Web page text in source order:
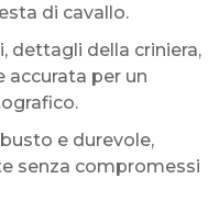
di cavallo.
dettagli della criniera,
accurata per un
e durevole,
senza compromessi